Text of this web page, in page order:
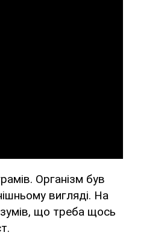
Організм був
вигляді. На
що треба щось